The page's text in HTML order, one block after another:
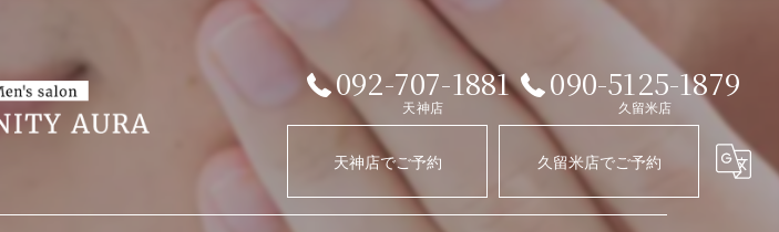
092-707-1881
天神店
090-5125-1879
久留米店
天神店でご予約 久留米店でご予約